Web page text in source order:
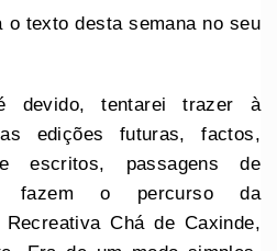
o texto desta semana no seu
devido,
tentarei trazer à
edições futuras, factos,
escritos, passagens de
fazem o percurso da
Chá de Caxinde,